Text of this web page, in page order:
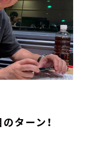
ターン！